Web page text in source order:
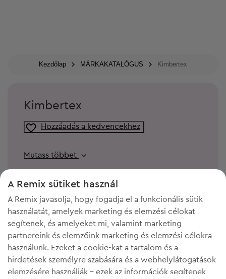
Kezdőlap MÁRKAKATALÓGUS Kimbertex
Kimbertex
Hozzáadás a kedvencekhez
Mutass többet
KELL A HELY A GARDRÓBODBAN?
A Remix sütiket használ
A Remix javasolja, hogy fogadja el a funkcionális sütik
használatát, amelyek marketing és elemzési célokat
segítenek, és amelyeket mi, valamint marketing
partnereink és elemzőink marketing és elemzési célokra
használunk. Ezeket a cookie-kat a tartalom és a
hirdetések személyre szabására és a webhelylátogatások
elemzésére használják - ezek az információk segítenek